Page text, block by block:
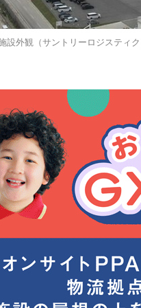
設外観（サントリーロジスティ